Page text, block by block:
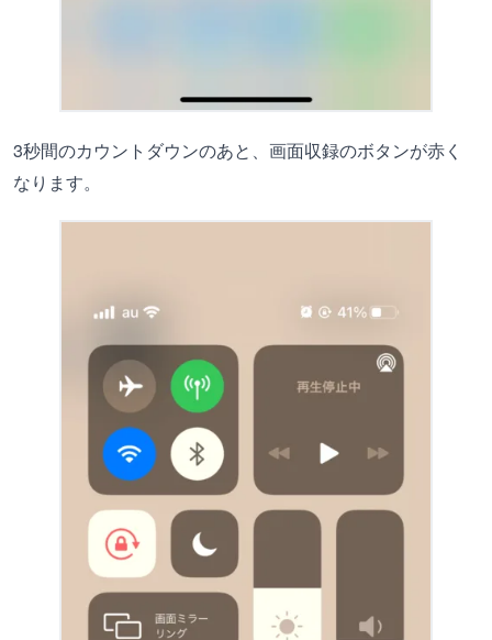
3秒間のカウントダウンのあと、画面収録のボタンが赤く
なります。